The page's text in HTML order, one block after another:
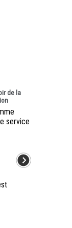
de la
service